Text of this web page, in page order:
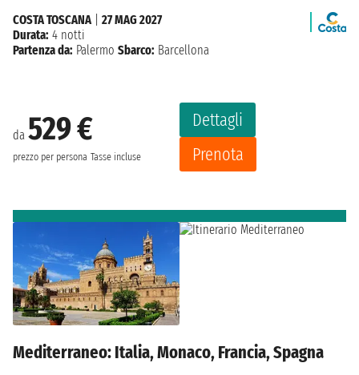
da 529 €
prezzo per persona Tasse incluse
Dettagli
Prenota
COSTA TOSCANA
27 MAG 2027
Durata: 4 notti
Partenza da: Palermo Sbarco: Barcellona
Mediterraneo: Italia, Monaco, Francia, Spagna